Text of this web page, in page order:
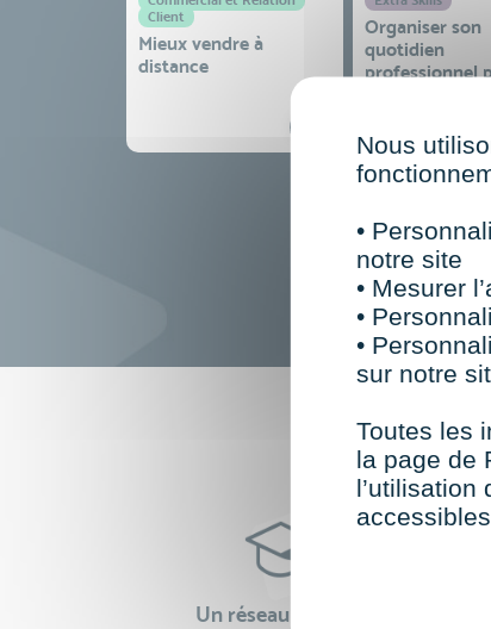
Client
Mieux vendre à
distance
Organiser son
quotidien
professionnel
Un réseau de 22 000
Nous
•
notre site
• Mesurer
•
•
sur notre
Toutes les
la page de